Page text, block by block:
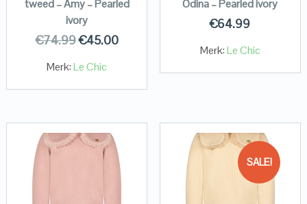
tweed – Amy – Pearled
ivory
€74.99€45.00
Merk:Le Chic
Odina – Pearled ivory
€64.99
Merk:Le Chic
SALE!